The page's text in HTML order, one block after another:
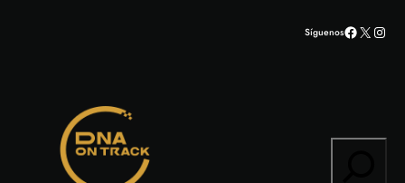
SíguenosFacebook
X